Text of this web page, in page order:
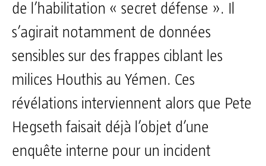
de l’habilitation « secret défense ». Il
s’agirait notamment de données
sensibles sur des frappes ciblant les
milices Houthis au Yémen. Ces
révélations interviennent alors que Pete
Hegseth faisait déjà l’objet d’une
enquête interne pour un incident